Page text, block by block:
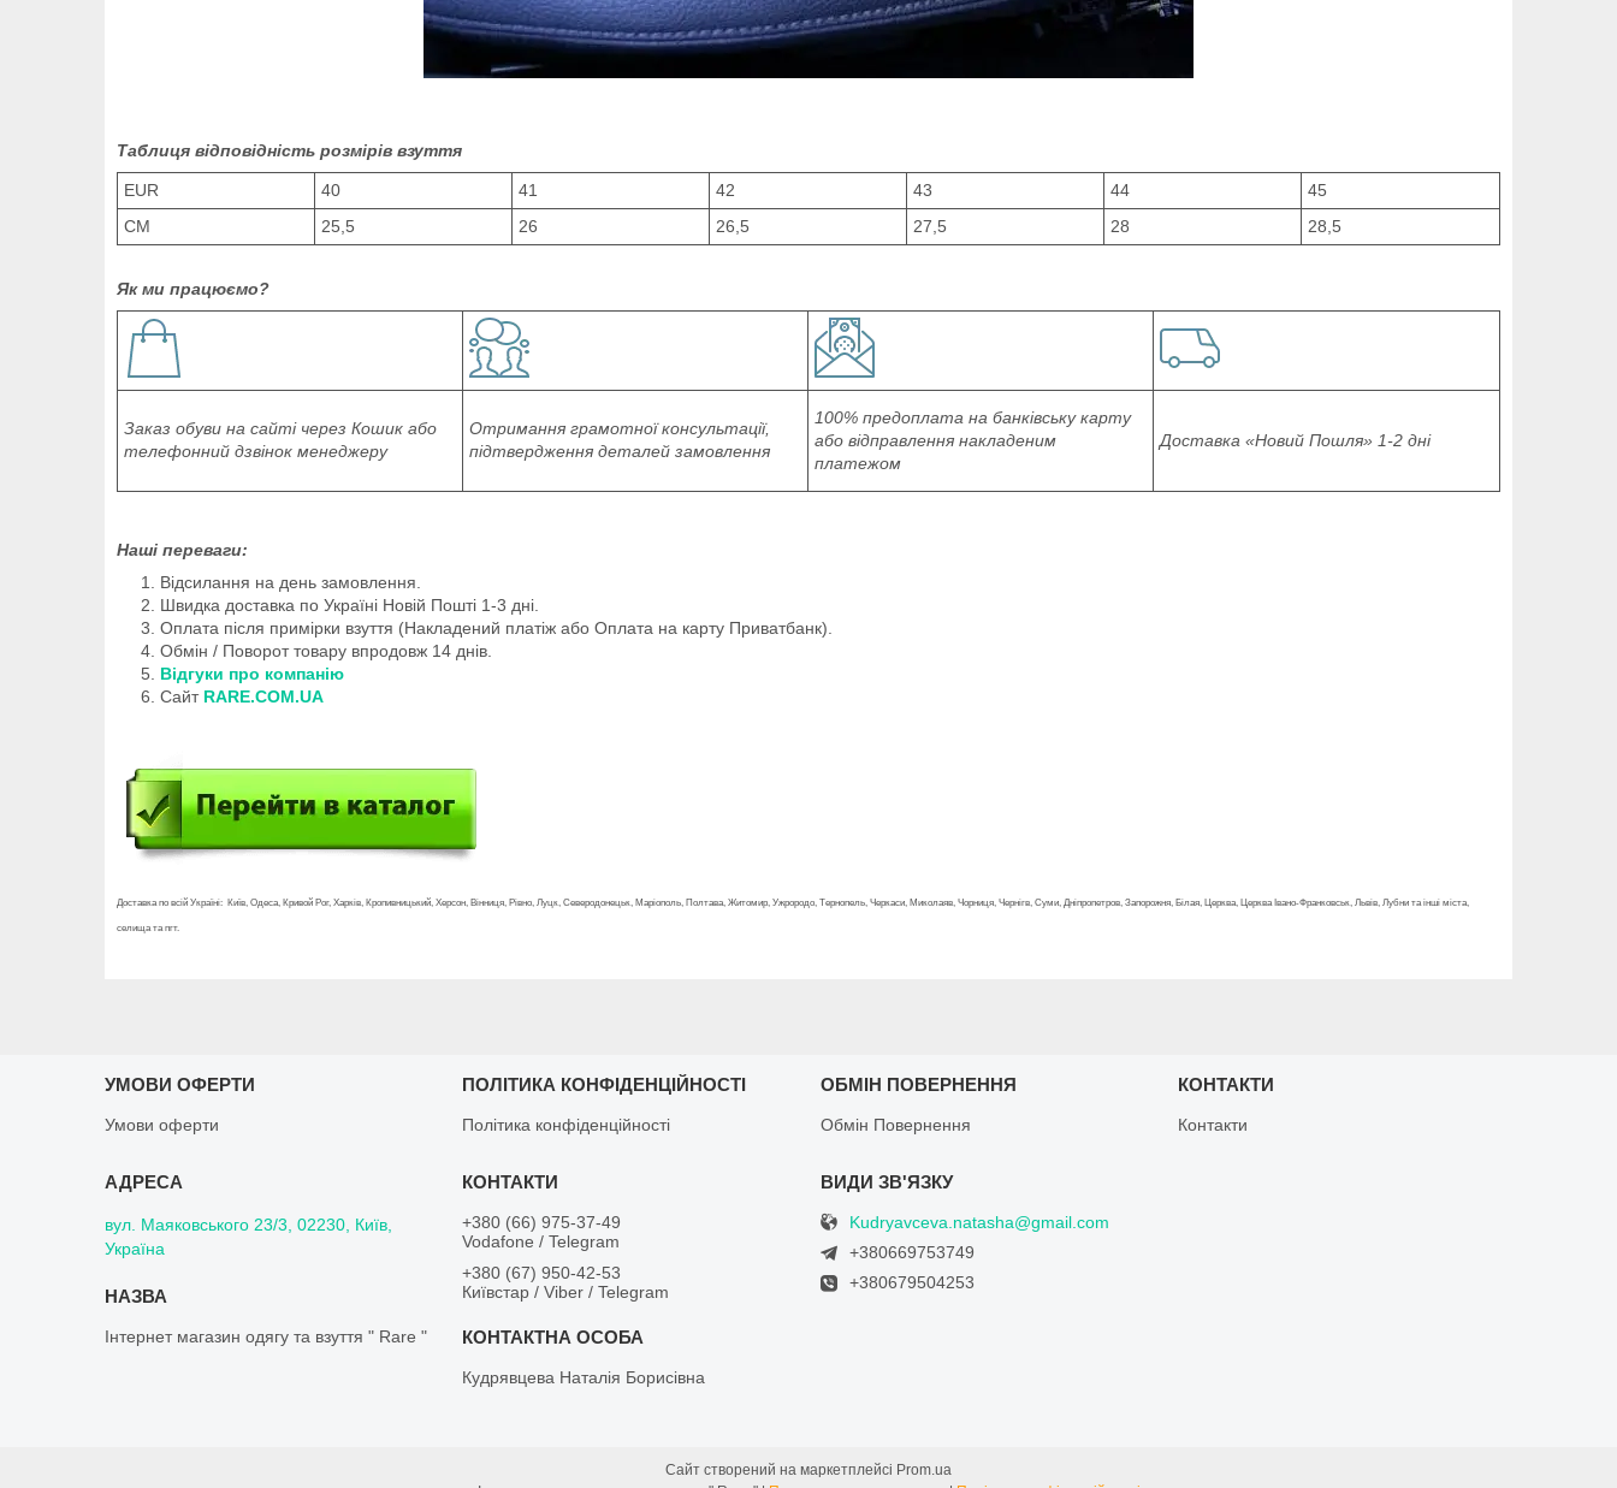
Таблиця відповідність розмірів взуття
EUR 40 41 42 43 44
45
СМ
25,5 26 26,5 27,5 28 28,5
Як ми працюємо?
Заказ обуви на сайті через Кошик або
телефонний дзвінок менеджеру
Отримання грамотної консультації,
підтвердження деталей замовлення
100% предоплата на банківську карту
або відправлення накладеним
платежом
Доставка «Новий Пошля» 1-2 дні
Наші переваги:
Відсилання на день замовлення.
Швидка доставка по Україні Новій Пошті 1-3 дні.
Оплата після примірки взуття (Накладений платіж або Оплата на карту Приватбанк).
Обмін / Поворот товару впродовж 14 днів.
Відгуки про компанію
Сайт RARE.COM.UA
Доставка по всій Україні: Київ, Одеса, Кривой Рог, Харків, Кропивницький, Херсон, Вінниця, Рівно, Луцк, Северодонецьк, Маріополь, Полтава, Житомир, Ужрородо, Тернопель, Черкаси, Миколаяв, Чорниця, Чернігв, Суми, Дніпропетров, Запорожня, Білая, Церква, Церква Івано-Франковськ, Львів, Лубни та інші міста,
селища та пгт.
УМОВИ ОФЕРТИ
Умови оферти
ПОЛІТИКА КОНФІДЕНЦІЙНОСТІ
Політика конфіденційності
ОБМІН ПОВЕРНЕННЯ
Обмін Повернення
КОНТАКТИ
Контакти
вул. Маяковського 23/3, 02230, Київ,
Україна
Інтернет магазин одягу та взуття " Rare "
+380 (66) 975-37-49
Vodafone / Telegram
+380 (67) 950-42-53
Київстар / Viber / Telegram
Кудрявцева Наталія Борисівна
Kudryavceva.natasha@gmail.com
+380669753749
+380679504253
Сайт створений на маркетплейсі Prom.ua